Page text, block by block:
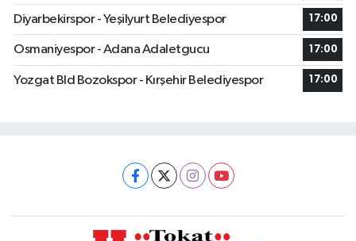
Diyarbekirspor - Yeşilyurt Belediyespor 17:00
Osmaniyespor - Adana Adaletgucu 17:00
Yozgat Bld Bozokspor - Kırşehir Belediyespor 17:00